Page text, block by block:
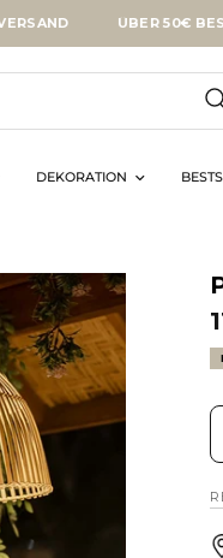
ÜBER 50€
DEKORATION